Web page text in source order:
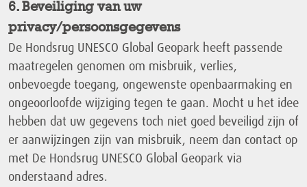
6. Beveiliging van uw
privacy/persoonsgegevens
De Hondsrug UNESCO Global Geopark heeft passende
maatregelen genomen om misbruik, verlies,
onbevoegde toegang, ongewenste openbaarmaking en
ongeoorloofde wijziging tegen te gaan. Mocht u het idee
hebben dat uw gegevens toch niet goed beveiligd zijn of
er aanwijzingen zijn van misbruik, neem dan contact op
met De Hondsrug UNESCO Global Geopark via
onderstaand adres.